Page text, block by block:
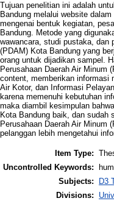
Tujuan penelitian ini adalah
Bandung melalui website
mengenai bentuk kegiatan,
Bandung. Metode yang
wawancara, studi pustaka, dan
(PDAM) Kota Bandung yang
orang untuk dijadikan sampel.
Perusahaan Daerah Air Minum
content, memberikan informasi
Air Kotor, dan Informasi
karena memenuhi kebutuhan
maka diambil kesimpulan
Kota Bandung baik, dan sudah
Perusahaan Daerah Air Minum
pelanggan lebih mengetahui
Item Type:
Uncontrolled Keywords:
Subjects:
D3
Divisions: